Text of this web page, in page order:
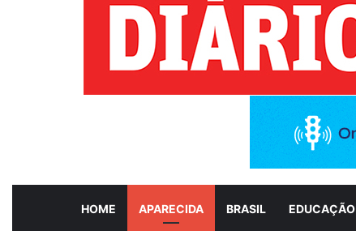
HOME APARECIDA BRASIL EDUCAÇÃO